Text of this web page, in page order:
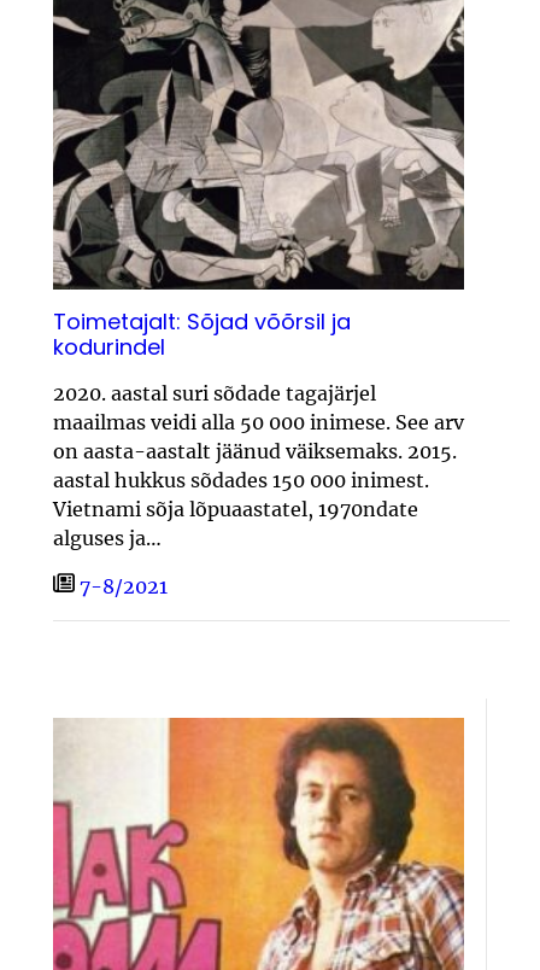
Toimetajalt: Sõjad võõrsil ja
kodurindel
2020. aastal suri sõdade tagajärjel
maailmas veidi alla 50 000 inimese. See arv
on aasta-aastalt jäänud väiksemaks. 2015.
aastal hukkus sõdades 150 000 inimest.
Vietnami sõja lõpuaastatel, 1970ndate
alguses ja…
7-8/2021